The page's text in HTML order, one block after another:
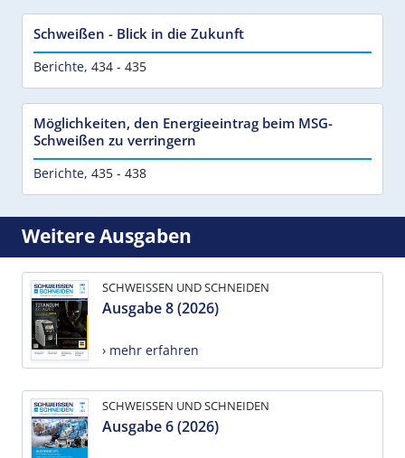
Schweißen - Blick in die Zukunft
Berichte, 434 - 435
Möglichkeiten, den Energieeintrag beim MSG-
Schweißen zu verringern
Berichte, 435 - 438
Weitere Ausgaben
SCHWEISSEN UND SCHNEIDEN
Ausgabe 8 (2026)
› mehr erfahren
SCHWEISSEN UND SCHNEIDEN
Ausgabe 6 (2026)